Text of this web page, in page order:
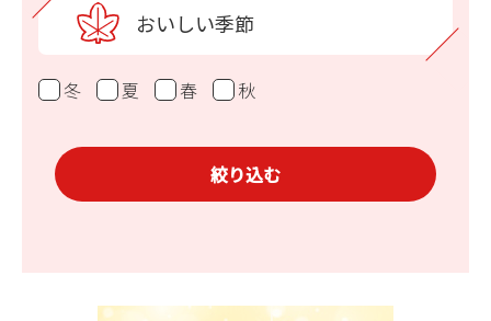
おいしい季節
冬 夏 春 秋
絞り込む